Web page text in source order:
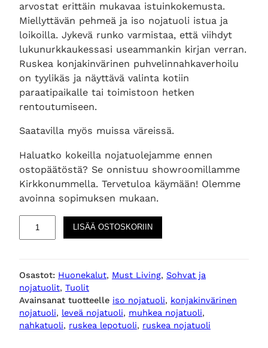
arvostat erittäin mukavaa istuinkokemusta.
Miellyttävän pehmeä ja iso nojatuoli istua ja
loikoilla. Jykevä runko varmistaa, että viihdyt
lukunurkkaukessasi useammankin kirjan verran.
Ruskea konjakinvärinen puhvelinnahkaverhoilu
on tyylikäs ja näyttävä valinta kotiin
paraatipaikalle tai toimistoon hetken
rentoutumiseen.
Saatavilla myös muissa väreissä.
Haluatko kokeilla nojatuolejamme ennen
ostopäätöstä? Se onnistuu showroomillamme
Kirkkonummella. Tervetuloa käymään! Olemme
avoinna sopimuksen mukaan.
r
t
n
LISÄÄ OSTOSKORIIN
Osastot: Huonekalut, Must Living, Sohvat ja
nojatuolit, Tuolit
Avainsanat tuotteelle iso nojatuoli, konjakinvärinen
nojatuoli, leveä nojatuoli, muhkea nojatuoli
nahkatuoli, ruskea lepotuoli, ruskea nojatuoli